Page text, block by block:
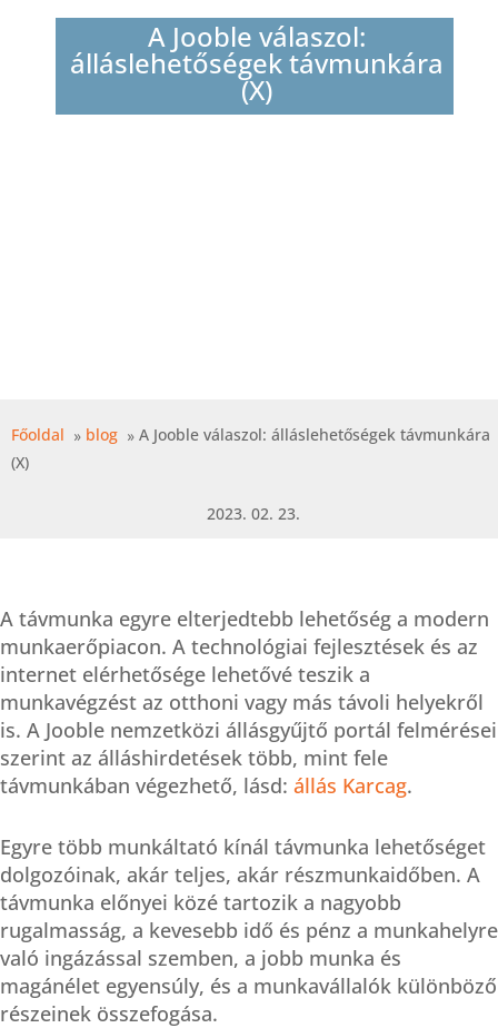
A Jooble válaszol:
álláslehetőségek távmunkára
(X)
Főoldal blog
A Jooble válaszol: álláslehetőségek távmunkára
(X)
2023. 02. 23.
A távmunka egyre elterjedtebb lehetőség a modern
munkaerőpiacon. A technológiai fejlesztések és az
internet elérhetősége lehetővé teszik a
munkavégzést az otthoni vagy más távoli helyekről
is. A Jooble nemzetközi állásgyűjtő portál felmérései
szerint az álláshirdetések több, mint fele
távmunkában végezhető, lásd: állás Karcag.
Egyre több munkáltató kínál távmunka lehetőséget
dolgozóinak, akár teljes, akár részmunkaidőben. A
távmunka előnyei közé tartozik a nagyobb
rugalmasság, a kevesebb idő és pénz a munkahelyre
való ingázással szemben, a jobb munka és
magánélet egyensúly, és a munkavállalók különböző
részeinek összefogása.